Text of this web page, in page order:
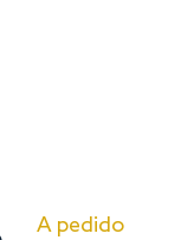
A pedido